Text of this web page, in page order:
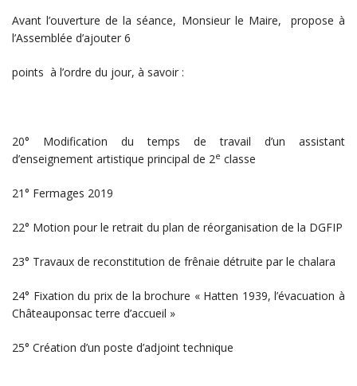
Avant l’ouverture de la séance, Monsieur le Maire, propose à
l’Assemblée d’ajouter 6
points à l’ordre du jour, à savoir :
20° Modification du temps de travail d’un assistant
d’enseignement artistique principal de 2e classe
21° Fermages 2019
22° Motion pour le retrait du plan de réorganisation de la DGFIP
23° Travaux de reconstitution de frênaie détruite par le chalara
24° Fixation du prix de la brochure « Hatten 1939, l’évacuation à
Châteauponsac terre d’accueil »
25° Création d’un poste d’adjoint technique